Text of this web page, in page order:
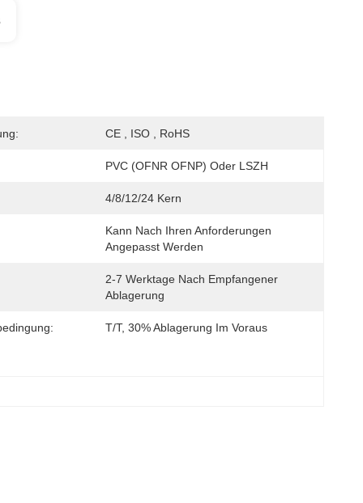
CE , ISO , RoHS
PVC (OFNR OFNP) Oder LSZH
4/8/12/24 Kern
Kann Nach Ihren Anforderungen
Angepasst Werden
2-7 Werktage Nach Empfangener
Ablagerung
T/T, 30% Ablagerung Im Voraus